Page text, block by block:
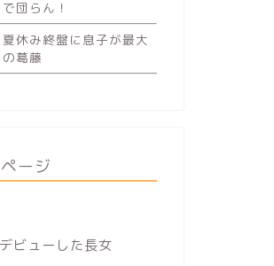
で団らん！
夏休み終盤に息子が最大
の葛藤
ページ
ビューした長女